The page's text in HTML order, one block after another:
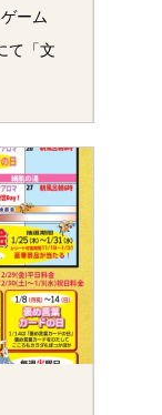
ーム
て「文